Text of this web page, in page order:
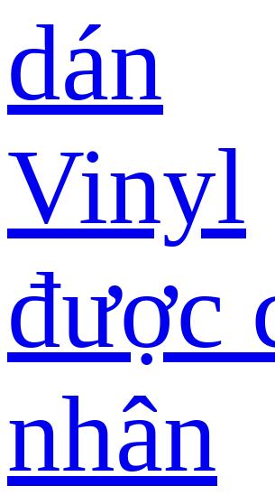
dán
Vinyl
được
nhân